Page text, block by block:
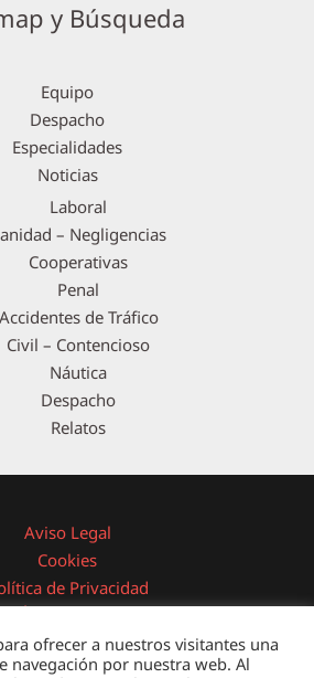
y Búsqueda
Equipo
Despacho
Especialidades
Noticias
Laboral
– Negligencias
Cooperativas
Penal
Accidentes de Tráfico
Civil – Contencioso
Náutica
Despacho
Relatos
Aviso Legal
Cookies
de Privacidad
ofrecer a nuestros visitantes una
navegación por nuestra web. Al